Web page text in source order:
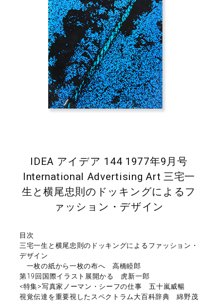
IDEA アイデア 144 1977年9月号
International Advertising Art 三宅一
生と横尾忠則のドッキングによるフ
ァッション・デザイン
目次
三宅一生と横尾忠則のドッキングによるファッション・
デザイン
一枚の紙から一枚の布へ 高橋睦郎
第19回国際イラスト展開かる 虎新一郎
<特集>写真家ノーマン・シーフの仕事 五十嵐威暢
視覚伝達を重要視したスペクトラム大百科辞典 綿野茂